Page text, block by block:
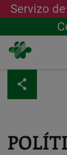
contido
principal
Servizo